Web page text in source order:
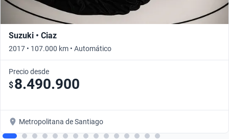
Suzuki • Ciaz
2017 • 107.000 km • Automático
Precio desde
$8.490.900
Metropolitana de Santiago